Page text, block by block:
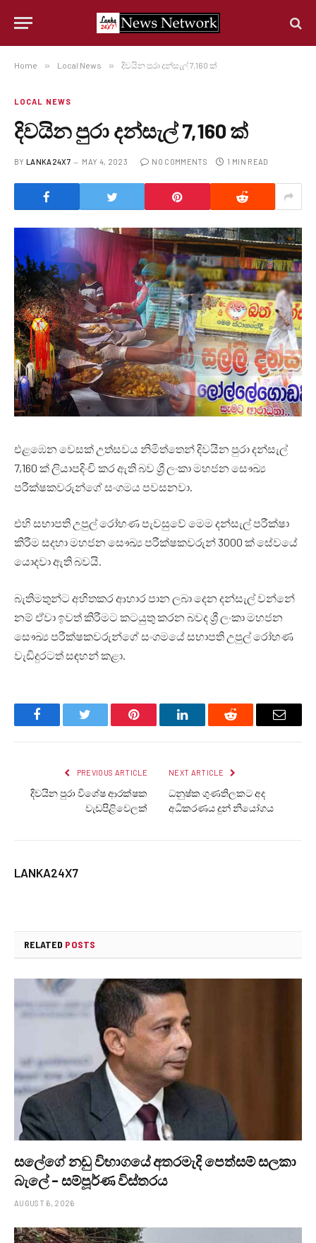
Home » Local News » දිවයින පුරා දන්සැල් 7,160 ක්
LOCAL NEWS
දිවයින පුරා දන්සැල් 7,160 ක්
BY LANKA24X7 MAY 4, 2023 NO COMMENTS 1 MIN READ
එළඹෙන වෙසක් උත්සවය නිමිත්තෙන් දිවයින පුරා දන්සැල්
7,160 ක් ලියාපදිංචි කර ඇති බව ශ්‍රී ලංකා මහජන සෞඛ්‍ය
පරීක්ෂකවරුන්ගේ සංගමය පවසනවා.
එහි සභාපති උපුල් රෝහණ පැවසුවේ මෙම දන්සැල් පරීක්ෂා
කිරීම සදහා මහජන සෞඛ්‍ය පරීක්ෂකවරුන් 3000 ක් සේවයේ
යොදවා ඇති බවයි.
බැතිමතුන්ට අහිතකර ආහාර පාන ලබා දෙන දන්සැල් වන්නේ
නම් ඒවා ඉවත් කිරීමට කටයුතු කරන බවද ශ්‍රී ලංකා මහජන
සෞඛ්‍ය පරීක්ෂකවරුන්ගේ සංගමයේ සභාපති උපුල් රෝහණ
වැඩිදුරටත් සඳහන් කළා.
FacebookTwitter Pinterest LinkedInReddit Email
PREVIOUS ARTICLE
දිවයින පුරා විශේෂ ආරක්ෂක
වැඩපිළිවෙලක්
NEXT ARTICLE
ධනුෂ්ක ගුණතිලකට අද
අධිකරණය දුන් නියෝගය
LANKA24X7
RELATED POSTS
සලේගේ නඩු විභාගයේ අතරමැදි පෙත්සම් සලකා
බැලේ – සම්පූර්ණ විස්තරය
AUGUST 6, 2026